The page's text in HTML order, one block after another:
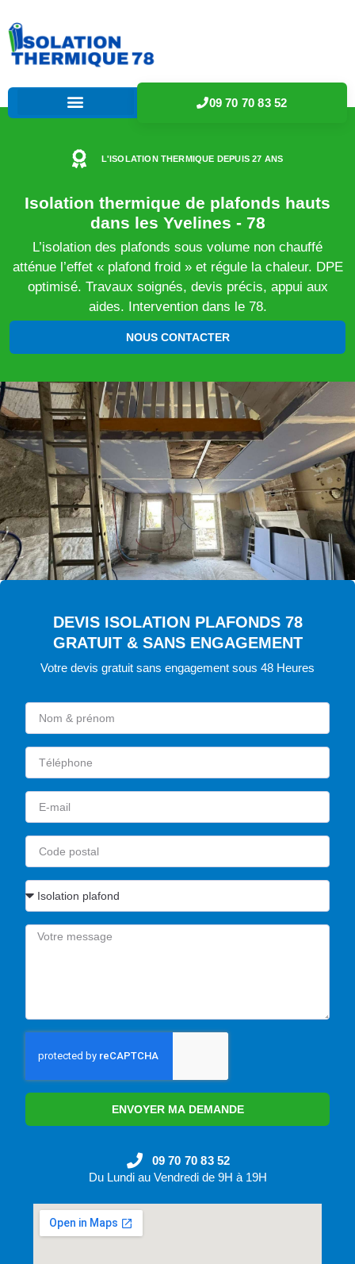
09 70 70 83 52
L'ISOLATION THERMIQUE DEPUIS 27 ANS
Isolation thermique de plafonds hauts
dans les Yvelines - 78
L’isolation des plafonds sous volume non chauffé
atténue l’effet « plafond froid » et régule la chaleur. DPE
optimisé. Travaux soignés, devis précis, appui aux
aides. Intervention dans le 78.
NOUS CONTACTER
DEVIS ISOLATION PLAFONDS 78
GRATUIT & SANS ENGAGEMENT
Votre devis gratuit sans engagement sous 48 Heures
ENVOYER MA DEMANDE
09 70 70 83 52
Du Lundi au Vendredi de 9H à 19H